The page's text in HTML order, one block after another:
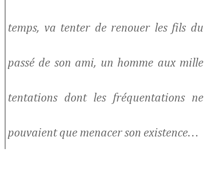
temps, va tenter de renouer les fils du
passé de son ami, un homme aux mille
tentations dont les fréquentations ne
pouvaient que menacer son existence…